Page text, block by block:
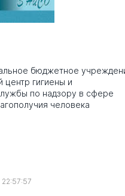
бюджетное
гигиены и
по надзору в сфере
человека